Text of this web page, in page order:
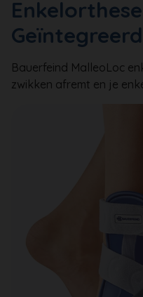
Bauerfeind MalleoLoc
zwikken afremt en je